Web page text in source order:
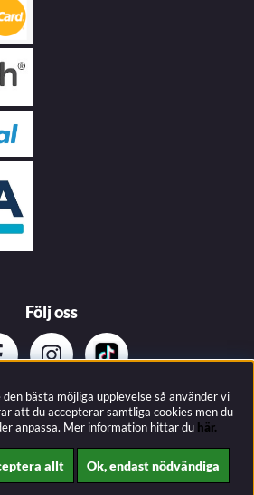
Följ oss
på vårat nyhetsbrev
bästa möjliga upplevelse så använder vi
att du accepterar samtliga cookies men du
anpassa. Mer information hittar du här.
allt Ok, endast nödvändiga